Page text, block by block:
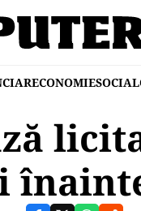
ECONOMIESOCIAL